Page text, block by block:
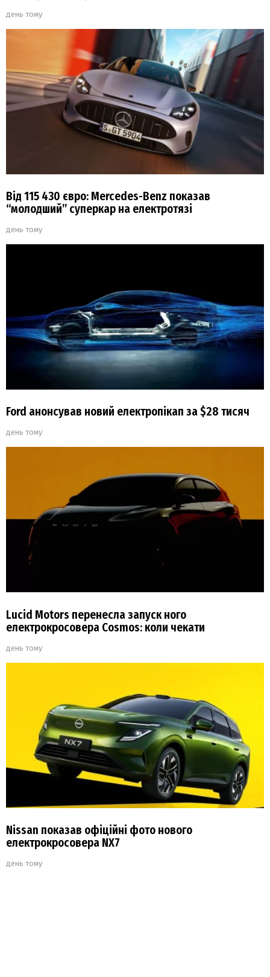
день тому
Від 115 430 євро: Mercedes-Benz показав
“молодший” суперкар на електротязі
день тому
Ford анонсував новий електропікап за $28 тисяч
день тому
Lucid Motors перенесла запуск ного
електрокросовера Cosmos: коли чекати
день тому
Nissan показав офіційні фото нового
електрокросовера NX7
день тому